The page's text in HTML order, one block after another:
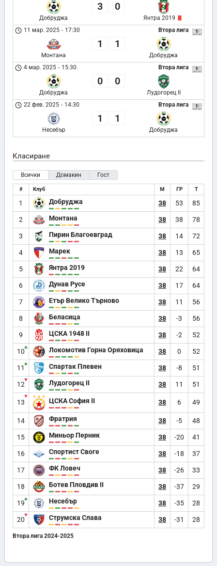
Добруджа
3 0
Янтра 2019
Втора лига
11 мар. 2025 - 17:30
Монтана
1 1
Добруджа
Втора лига
4 мар. 2025 - 15:30
Добруджа
0 0
Лудогорец II
Втора лига
22 фев. 2025 - 14:30
Несебър
1 1
Добруджа
Класиране
Всички Домакин Гост
# Клуб М ГР Т
1 Добруджа 38 53 85
2 Монтана 38 38 78
3 Пирин Благоевград 38 14 72
4 Марек 38 13 65
5 Янтра 2019 38 22 64
6 Дунав Русе 38 17 64
7 Етър Велико Търново 38 11 56
8 Беласица 38 -3 56
9 ЦСКА 1948 II 38 -2 52
10
▲ Локомотив Горна Оряховица 38 0 52
11
▲ Спартак Плевен 38 -8 51
12
▼ Лудогорец II 38 11 51
13
▼
ЦСКА София II 38 6 49
14 Фратрия 38 -5 48
15 Миньор Перник 38 -20 41
16 Спортист Своге 38 -18 37
17 ФК Ловеч 38 -26 33
18 Ботев Пловдив II 38 -37 29
19
▲ Несебър 38 -35 28
20
▼ Струмска Слава 38 -31 28
Втора лига 2024-2025